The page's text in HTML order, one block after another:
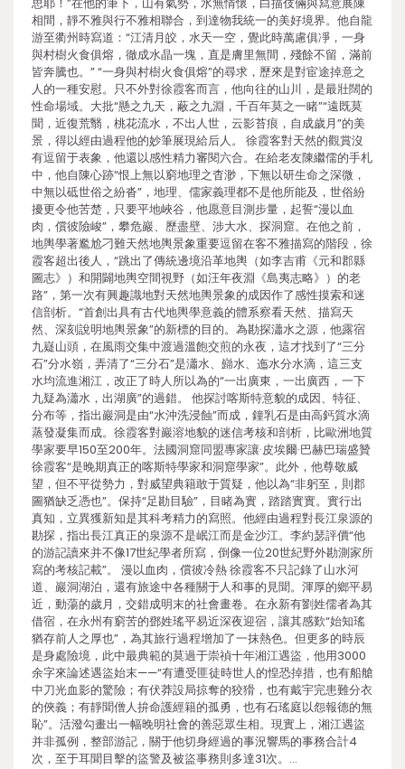
相間，靜不雅與行不雅相聯合，到達物我統一的美好境界。他自龍
游至衢州時寫道：“江清月皎，水天一空，覺此時萬慮俱凈，一身
與村樹火食俱熔，徹成水晶一塊，直是膚里無間，殘餘不留，滿前
皆奔騰也。” “一身與村樹火食俱熔”的尋求，歷來是對宦途掉意之
人的一種安慰。只不外對徐霞客而言，他向往的山川，是最壯闊的
性命場域。大批“懸之九天，蔽之九淵，千百年莫之一睹”“遠既莫
聞，近復荒翳，桃花流水，不出人世，云影苔痕，自成歲月”的美
景，得以經由過程他的妙筆展現給后人。 徐霞客對天然的觀賞沒
有逗留于表象，他還以感性精力審閱六合。在給老友陳繼儒的手札
中，他自陳心跡“恨上無以窮地理之杳渺，下無以研生命之深微，
中無以砥世俗之紛沓”，地理、儒家義理都不是他所能及，世俗紛
擾更令他苦楚，只要平地峽谷，他愿意目測步量，起誓“漫以血
肉，償彼險峻”，攀危巖、歷盡壁、涉大水、探洞窟。在他之前，
地輿學著尷尬刁難天然地輿景象重要逗留在客不雅描寫的階段，徐
霞客超出後人，“跳出了傳統邊境沿革地輿（如李吉甫《元和郡縣
圖志》）和開闢地輿空間視野（如汪年夜淵《島夷志略》）的老
路”，第一次有興趣識地對天然地輿景象的成因作了感性摸索和迷
信剖析。“首創出具有古代地輿學意義的體系察看天然、描寫天
然、深刻說明地輿景象”的新標的目的。為勘探瀟水之源，他露宿
九嶷山頭，在風雨交集中渡過溫飽交煎的永夜，這才找到了“三分
石”分水嶺，弄清了“三分石”是瀟水、巋水、迤水分水滴，這三支
水均流進湘江，改正了時人所以為的“一出廣東，一出廣西，一下
九疑為瀟水，出湖廣”的過錯。 他探討喀斯特意貌的成因、特征、
分布等，指出巖洞是由“水沖洗浸蝕”而成，鐘乳石是由高鈣質水滴
蒸發凝集而成。徐霞客對巖溶地貌的迷信考核和剖析，比歐洲地質
學家要早150至200年。法國洞窟同盟專家讓·皮埃爾·巴赫巴瑞盛贊
徐霞客“是晚期真正的喀斯特學家和洞窟學家”。此外，他尊敬威
望，但不平從勢力，對威望典籍敢于質疑，他以為“非躬至，則郡
圖猶缺乏憑也”。保持“足勘目驗”，目睹為實，踏踏實實。實行出
真知，立異獲新知是其科考精力的寫照。他經由過程對長江泉源的
勘探，指出長江真正的泉源不是岷江而是金沙江。李約瑟評價“他
的游記讀來并不像17世紀學者所寫，倒像一位20世紀野外勘測家所
寫的考核記載”。 漫以血肉，償彼冷熱 徐霞客不只記錄了山水河
道、巖洞湖泊，還有旅途中各種關于人和事的見聞。渾厚的鄉平易
近，動蕩的歲月，交錯成明末的社會畫卷。在永新有劉姓儒者為其
借宿，在永州有窮苦的鄧姓瑤平易近深夜迎宿，讓其感歎“始知瑤
猶存前人之厚也”，為其旅行過程增加了一抹熱色。但更多的時辰
是身處險境，此中最典範的莫過于崇禎十年湘江遇盜，他用3000
余字來論述遇盜始末——“有遭受匪徒時世人的惶恐掉措，也有船艙
中刀光血影的驚險；有伏莽設局掠奪的狡猾，也有戴宇完患難分衣
的俠義；有靜聞僧人拚命護經籍的孤勇，也有石瑤庭以怨報德的無
恥”。活潑勾畫出一幅晚明社會的善惡眾生相。現實上，湘江遇盜
并非孤例，整部游記，關于他切身經過的事況響馬的事務合計4
次，至于耳聞目擊的盜警及被盜事務則多達31次。…